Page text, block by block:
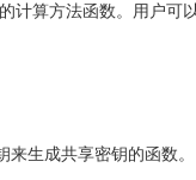
计算方法函数。用户可
来生成共享密钥的函数。